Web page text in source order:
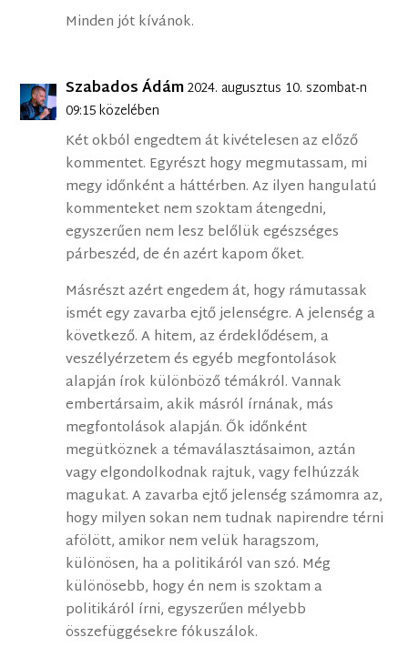
Minden jót kívánok.
Szabados Ádám2024. augusztus 10. szombat-n
09:15 közelében
Két okból engedtem át kivételesen az előző
kommentet. Egyrészt hogy megmutassam, mi
megy időnként a háttérben. Az ilyen hangulatú
kommenteket nem szoktam átengedni,
egyszerűen nem lesz belőlük egészséges
párbeszéd, de én azért kapom őket.
Másrészt azért engedem át, hogy rámutassak
ismét egy zavarba ejtő jelenségre. A jelenség a
következő. A hitem, az érdeklődésem, a
veszélyérzetem és egyéb megfontolások
alapján írok különböző témákról. Vannak
embertársaim, akik másról írnának, más
megfontolások alapján. Ők időnként
megütköznek a témaválasztásaimon, aztán
vagy elgondolkodnak rajtuk, vagy felhúzzák
magukat. A zavarba ejtő jelenség számomra az,
hogy milyen sokan nem tudnak napirendre térni
afölött, amikor nem velük haragszom,
különösen, ha a politikáról van szó. Még
különösebb, hogy én nem is szoktam a
politikáról írni, egyszerűen mélyebb
összefüggésekre fókuszálok.